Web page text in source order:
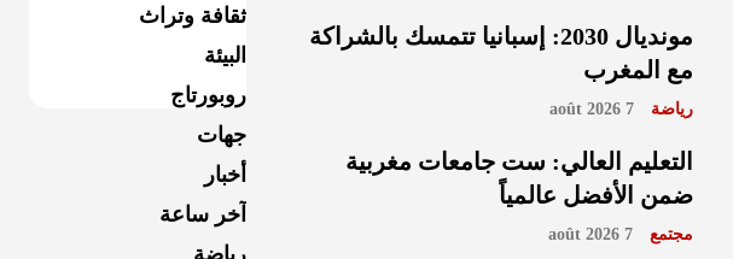
ثقافة وتراث
البيئة
روبورتاج
جهات
أخبار
آخر ساعة
رياضة
مونديال 2030: إسبانيا تتمسك بالشراكة
مع المغرب
رياضة 7 août 2026
التعليم العالي: ست جامعات مغربية
ضمن الأفضل عالمياً
مجتمع 7 août 2026